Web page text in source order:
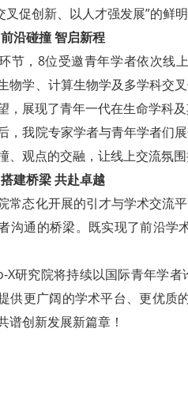
叉促创新、以人才强发展”的鲜
沿碰撞 智启新程
节，8位受邀青年学者依次线
物学、计算生物学及多学科交
，展现了青年一代在生命学科
，我院专家学者与青年学者们
、观点的交融，让线上交流氛
建桥梁 共赴卓越
常态化开展的引才与学术交流
沟通的桥梁。既实现了前沿学
X研究院将持续以国际青年学
供更广阔的学术平台、更优质
谱创新发展新篇章！